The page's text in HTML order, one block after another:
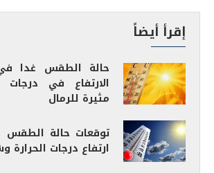
إقرأ أيضاً
حالة الطقس غدا
الارتفاع في درجات
مثيرة للرمال
توقعات حالة
ارتفاع درجات الحرارة